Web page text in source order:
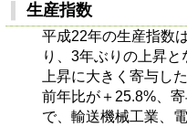
生産指数
平成22年の生産指数
り、3年ぶりの上昇と
上昇に大きく寄与し
前年比が＋25.8%、
で、輸送機械工業、